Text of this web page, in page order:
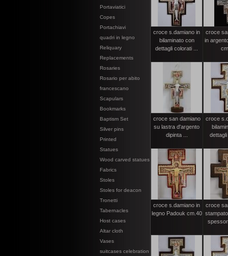
Portaviatici
Copes
Portachiavi
quadri in legno
Reliquary
Replacements
Rosaries
Rosario per abito
francescano
Scapulars
Bookmarks
Baptism Set
Silver pins
Printed
Statues
Wood carved statues
Fabrics
Stoles
Stoles for deacon
Tronetti
Tabernacles
Host cases
Altar cloth
Vases
suitcases celebration
croce s.damiano in
bilaminato con
dettagli colorati ...
croce
in
croce san damiano
su lastra d'argento
dipinta ...
croce
croce s.damiano in
legno Padouk cm.40
croce